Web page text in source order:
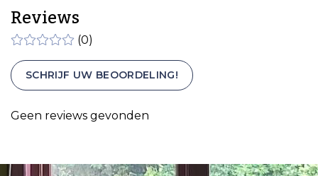
Reviews
(0)
SCHRIJF UW BEOORDELING!
Geen reviews gevonden